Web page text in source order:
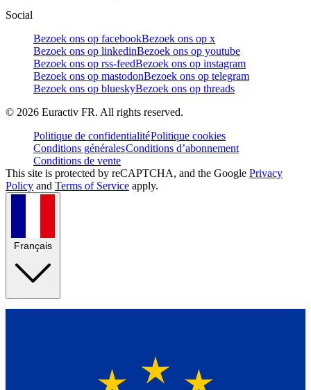
Social
Bezoek ons op facebookBezoek ons op x
Bezoek ons op linkedinBezoek ons op youtube
Bezoek ons op rss-feedBezoek ons op instagram
Bezoek ons op mastodonBezoek ons op telegram
Bezoek ons op blueskyBezoek ons op threads
© 2026 Euractiv FR. All rights reserved.
Politique de confidentialitéPolitique cookies
Conditions généralesConditions d’abonnement
Conditions de vente
This site is protected by reCAPTCHA, and the Google Privacy
Policy and Terms of Service apply.
Français